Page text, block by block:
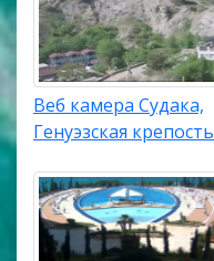
Веб камера Судака,
Генуэзская крепость